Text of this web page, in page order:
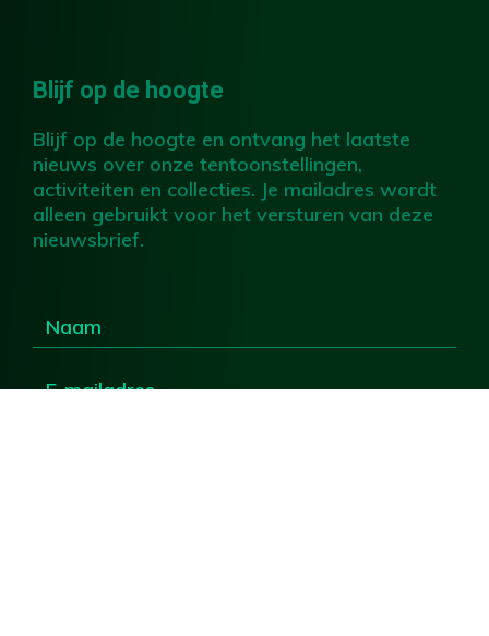
Blijf op de hoogte
Blijf op de hoogte en ontvang het laatste
nieuws over onze tentoonstellingen,
activiteiten en collecties. Je mailadres wordt
alleen gebruikt voor het versturen van deze
nieuwsbrief.